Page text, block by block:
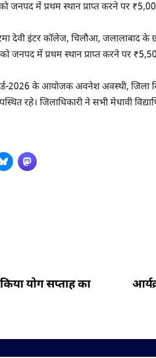
जनपद में प्रथम स्थान प्राप्त करने पर
रमा देवी इंटर कॉलेज, चिलौआ, जलालाबाद के
जनपद में प्रथम स्थान प्राप्त करने पर
2026 के आयोजक अवनेश अवस्थी, जिला
रहे। जिलाधिकारी ने सभी मेधावी
किया योग सप्ताह का